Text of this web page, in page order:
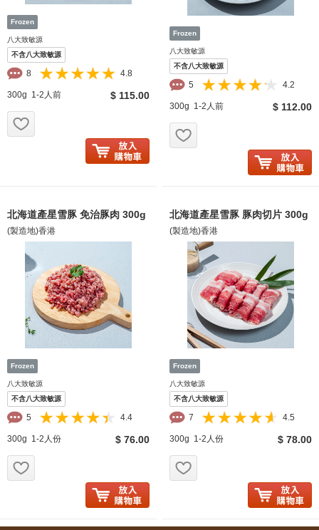
八大致敏源
不含八大致敏源
8 4.8
300g 1-2人前 $ 115.00
八大致敏源
不含八大致敏源
5 4.2
300g 1-2人前 $ 112.00
北海道產星雪豚 免治豚肉 300g
(製造地)香港
八大致敏源
不含八大致敏源
5 4.4
300g 1-2人份 $ 76.00
北海道產星雪豚 豚肉切片 300g
(製造地)香港
八大致敏源
不含八大致敏源
7 4.5
300g 1-2人份 $ 78.00